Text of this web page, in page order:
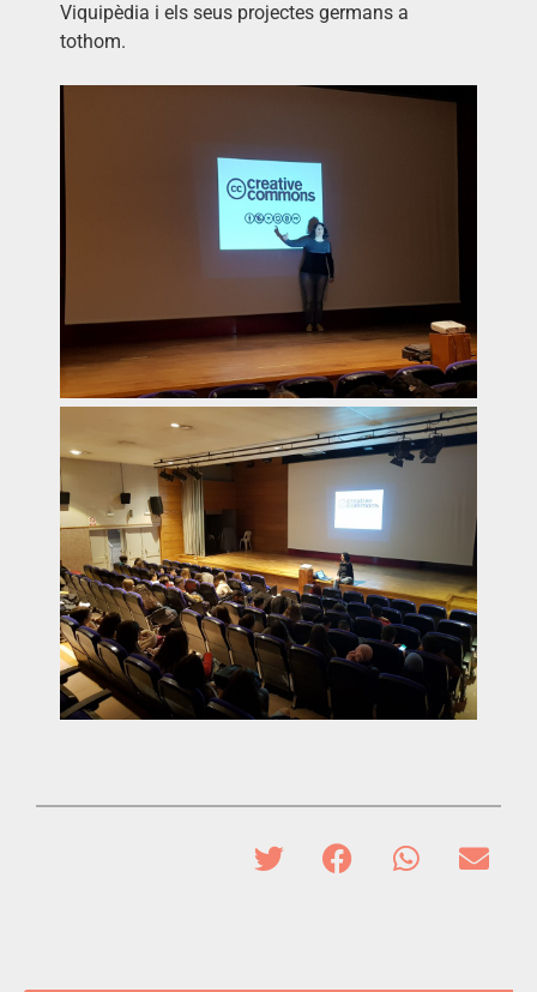
Viquipèdia i els seus projectes germans a
tothom.